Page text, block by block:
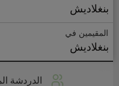
بنغلاديش
المقيمين في
بنغلاديش
الدردشة